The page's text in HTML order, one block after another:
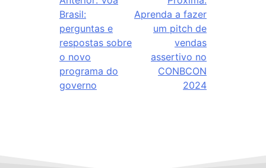
Brasil:
perguntas e
respostas sobre
o novo
programa do
governo
Aprenda a fazer
um pitch de
vendas
assertivo no
CONBCON
2024